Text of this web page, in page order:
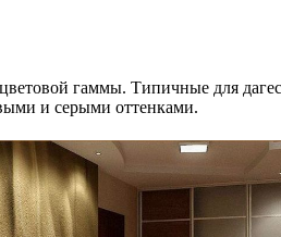
гаммы. Типичные для
и серыми оттенками.